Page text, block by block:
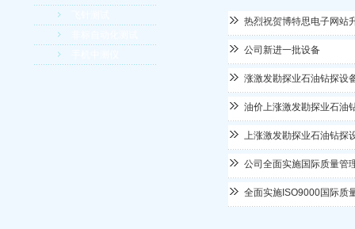
热烈祝贺博特思电子网站
公司新进一批设备
涨激发勘探业石油钻探设
油价上涨激发勘探业石油
上涨激发勘探业石油钻探
公司全面实施国际质量管
全面实施ISO9000国际质